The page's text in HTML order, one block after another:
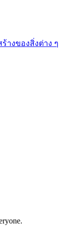
ร้างของสิ่งต่าง ๆ